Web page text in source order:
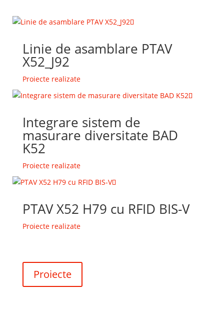
Linie de asamblare PTAV
X52_J92
Proiecte realizate
Integrare sistem de
masurare diversitate BAD
K52
Proiecte realizate
PTAV X52 H79 cu RFID BIS-V
Proiecte realizate
Proiecte